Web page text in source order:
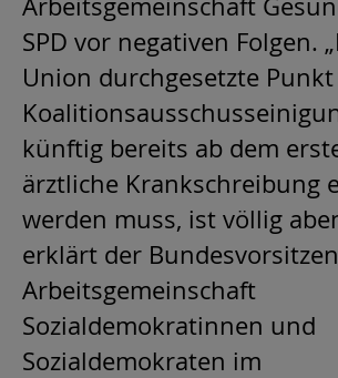
SPD vor negativen Folgen.
Union durchgesetzte
künftig bereits ab dem
ärztliche Krankschreibung
werden muss, ist völlig
erklärt der
Arbeitsgemeinschaft
Sozialdemokratinnen und
Sozialdemokraten im